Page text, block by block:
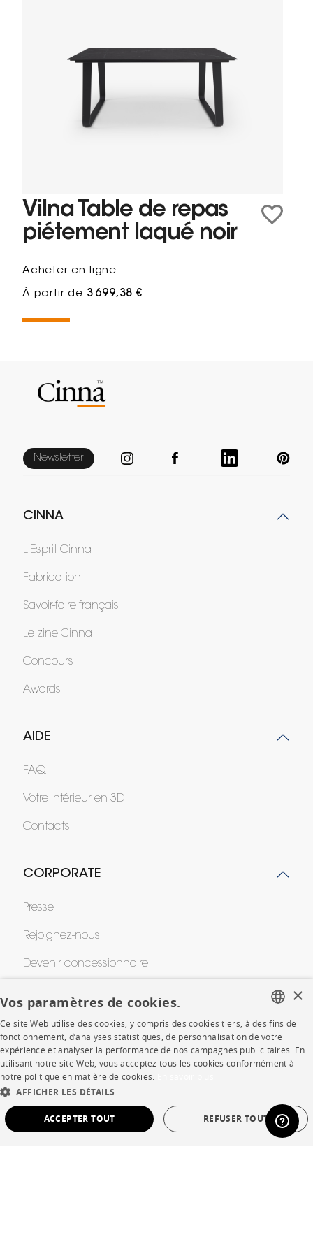
Vilna Table de repas
piétement laqué noir
Acheter en ligne
À partir de 3 699,38 €
Newsletter
CINNA
L'Esprit Cinna
Fabrication
Savoir-faire français
Le zine Cinna
Concours
Awards
AIDE
FAQ
Votre intérieur en 3D
Contacts
CORPORATE
Presse
Rejoignez-nous
Devenir concessionnaire
SHOP
Points de vente
FRENCH
ENGLISH
SPANISH
×
Vos paramètres de cookies.
Ce site Web utilise des cookies, y compris des cookies tiers, à des fins de
fonctionnement, d’analyses statistiques, de personnalisation de votre
expérience et analyser la performance de nos campagnes publicitaires. En
utilisant notre site Web, vous acceptez tous les cookies conformément à
notre politique en matière de cookies.
AFFICHER LES DÉTAILS
ACCEPTER TOUT REFUSER TOUT